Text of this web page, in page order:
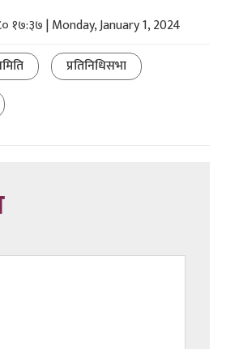
१७:३७ | Monday, January 1, 2024
प्रतिनिधिसभा